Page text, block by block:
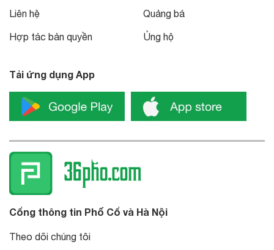
Liên hệ
Hợp tác bản quyền
Quảng bá
Ủng hộ
Tải ứng dụng App
Cổng thông tin Phố Cổ và Hà Nội
Theo dõi chúng tôi